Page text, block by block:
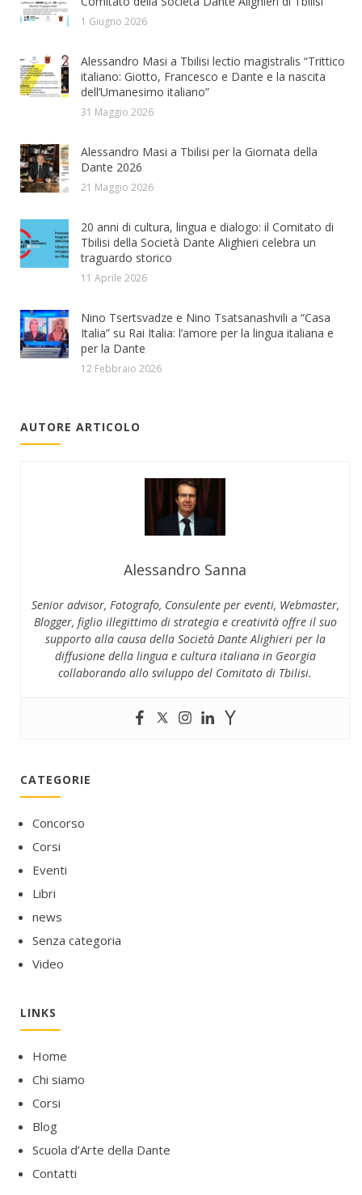
1 Giugno 2026
Alessandro Masi a Tbilisi lectio magistralis “Trittico
italiano: Giotto, Francesco e Dante e la nascita
dell’Umanesimo italiano”
31 Maggio 2026
Alessandro Masi a Tbilisi per la Giornata della
Dante 2026
21 Maggio 2026
20 anni di cultura, lingua e dialogo: il Comitato di
Tbilisi della Società Dante Alighieri celebra un
traguardo storico
11 Aprile 2026
Nino Tsertsvadze e Nino Tsatsanashvili a “Casa
Italia” su Rai Italia: l’amore per la lingua italiana e
per la Dante
12 Febbraio 2026
AUTORE ARTICOLO
Alessandro Sanna
Senior advisor, Fotografo, Consulente per eventi, Webmaster,
Blogger, figlio illegittimo di strategia e creatività offre il suo
supporto alla causa della Società Dante Alighieri per la
diffusione della lingua e cultura italiana in Georgia
collaborando allo sviluppo del Comitato di Tbilisi.
CATEGORIE
Concorso
Corsi
Eventi
Libri
news
Senza categoria
Video
LINKS
Home
Chi siamo
Corsi
Blog
Scuola d’Arte della Dante
Contatti